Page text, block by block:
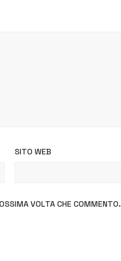
SITO WEB
VOLTA CHE COMMENTO.